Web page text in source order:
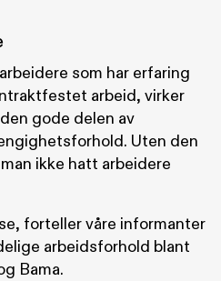
som har erfaring
arbeid, virker
gode delen av
Uten den
ikke hatt arbeidere
forteller våre informanter
arbeidsforhold blant
Bama.